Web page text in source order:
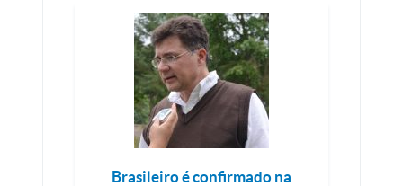
Brasileiro é confirmado na